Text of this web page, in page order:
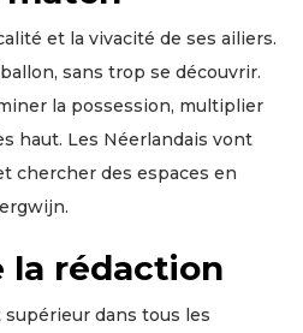
et la vivacité de ses ailiers.
sans trop se découvrir.
la possession, multiplier
haut. Les Néerlandais vont
chercher des espaces en
la rédaction
dans tous les